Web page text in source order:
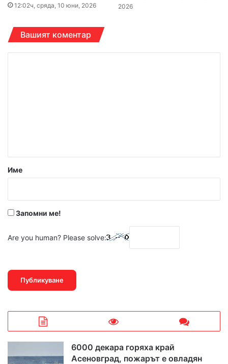
12:02ч, сряда, 10 юни, 2026
2026
Вашият коментар
р
Име
Запомни ме!
Are you human? Please solve:
6000 декара горяха край
Асеновград, пожарът е овладян